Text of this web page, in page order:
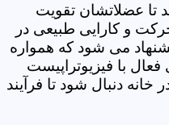
تا عضلاتشان تقویت
و کارایی طبیعی در
می شود که همواره
با فیزیوتراپیست
دنبال شود تا فرآیند